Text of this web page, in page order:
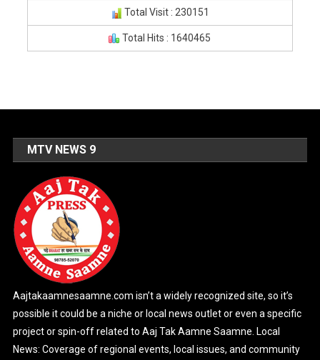
Total Visit : 230151
Total Hits : 1640465
MTV NEWS 9
Aajtakaamnesaamne.com isn’t a widely recognized site, so it’s
possible it could be a niche or local news outlet or even a specific
project or spin-off related to Aaj Tak Aamne Saamne. Local
News: Coverage of regional events, local issues, and community